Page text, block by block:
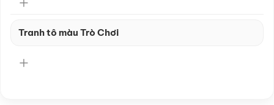
Tranh tô màu Trò Chơi